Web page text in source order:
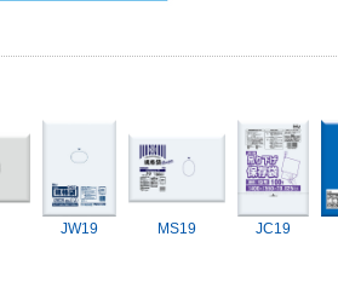
JW19 MS19 JC19